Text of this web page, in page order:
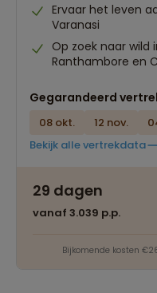
Ervaar het leven
Varanasi
Op zoek naar wild
Ranthambore en
Gegarandeerd
08 okt. 12 nov.
Bekijk alle vertrekdata
29 dagen
vanaf 3.039 p.p.
Bijkomende kosten